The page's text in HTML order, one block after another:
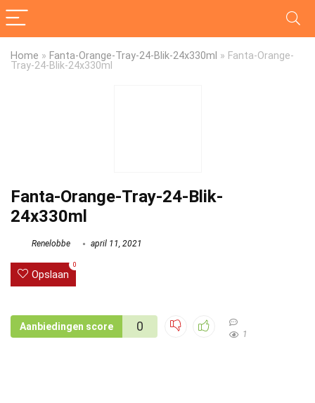
Home » Fanta-Orange-Tray-24-Blik-24x330ml » Fanta-Orange-
Tray-24-Blik-24x330ml
Fanta-Orange-Tray-24-Blik-
24x330ml
Renelobbe april 11, 2021
Opslaan
0
Aanbiedingen score 0
1